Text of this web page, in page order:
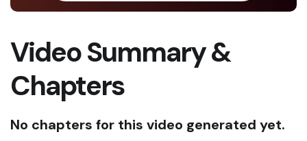
Video Summary &
Chapters
No chapters for this video generated yet.